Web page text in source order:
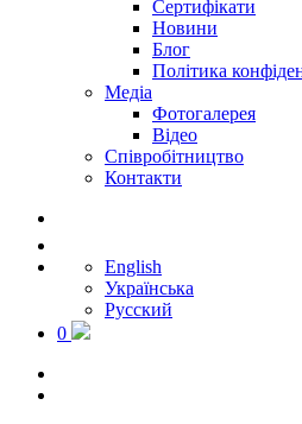
Сертифікати
Новини
Блог
Політика
Медіа
Фотогалерея
Відео
Співробітництво
Контакти
English
Українська
Русский
0